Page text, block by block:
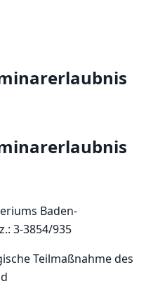
Baden-
3-3854/935
Teilmaßnahme des